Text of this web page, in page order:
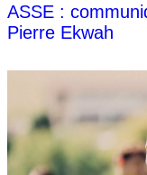
ASSE :
Pierre Ekwah